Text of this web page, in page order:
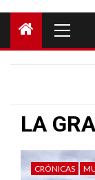
principal
LA
CRÓNICAS